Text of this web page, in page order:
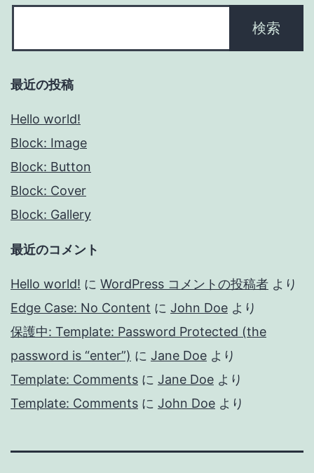
最近の投稿
Hello world!
Block: Image
Block: Button
Block: Cover
Block: Gallery
最近のコメント
Hello world! に WordPress コメントの投稿者 より
Edge Case: No Content に John Doe より
保護中: Template: Password Protected (the
password is “enter”) に Jane Doe より
Template: Comments に Jane Doe より
Template: Comments に John Doe より